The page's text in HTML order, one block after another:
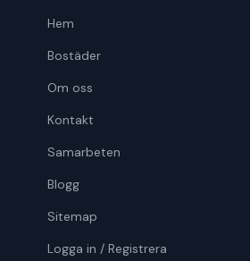
Hem
Bostäder
Om oss
Kontakt
Samarbeten
Blogg
Sitemap
Logga in / Registrera